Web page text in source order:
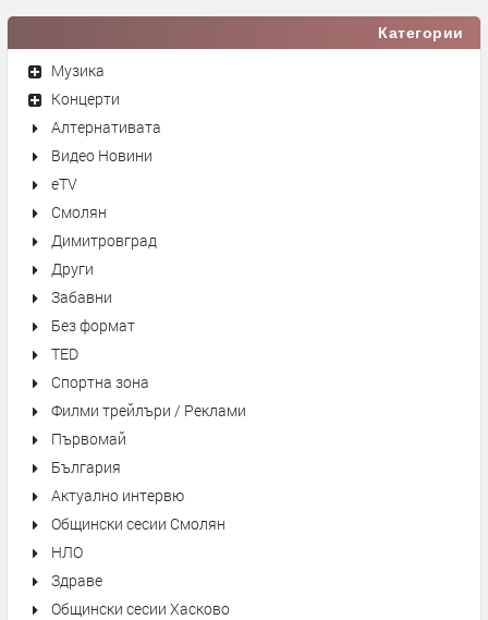
Категории
Музика
Концерти
Алтернативата
Видео Новини
eTV
Смолян
Димитровград
Други
Забавни
Без формат
TED
Спортна зона
Филми трейлъри / Реклами
Първомай
България
Актуално интервю
Общински сесии Смолян
НЛО
Здраве
Общински сесии Хасково